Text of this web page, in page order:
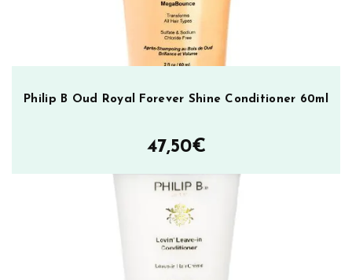
Philip B Oud Royal Forever Shine Conditioner 60ml
47,50€